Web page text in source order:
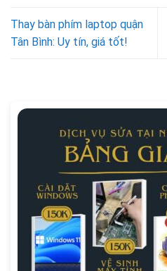
Thay bàn phím laptop quận
Tân Bình: Uy tín, giá tốt!